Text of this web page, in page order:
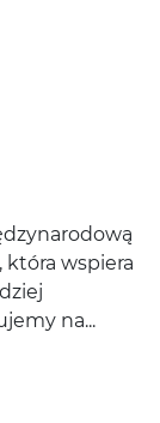
która wspiera
na...